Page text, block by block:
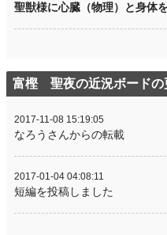
聖獣様に心臓（物理）と身体
富樫 聖夜の近況ボードの
2017-11-08 15:19:05
なろうさんからの転載
2017-01-04 04:08:11
短編を投稿しました